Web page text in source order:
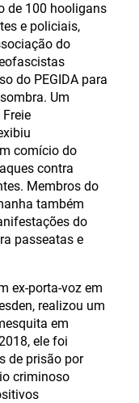
de 100 hooligans
e policiais,
do
do PEGIDA para
Um
comício do
contra
Membros do
também
do
passeatas e
ex-porta-voz em
realizou um
em
ele foi
de prisão por
criminoso